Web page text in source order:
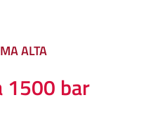
ALTA
1500 bar